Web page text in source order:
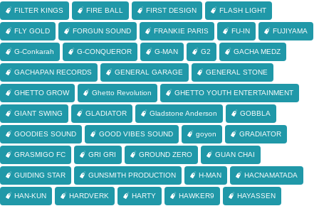
FILTER KINGS FIRE BALL FIRST DESIGN FLASH LIGHT
FLY GOLD FORGUN SOUND FRANKIE PARIS FU-IN FUJIYAMA
G-Conkarah G-CONQUEROR G-MAN G2 GACHA MEDZ
GACHAPAN RECORDS GENERAL GARAGE GENERAL STONE
GHETTO GROW Ghetto Revolution GHETTO YOUTH ENTERTAINMENT
GIANT SWING GLADIATOR Gladstone Anderson GOBBLA
GOODIES SOUND GOOD VIBES SOUND goyon GRADIATOR
GRASMIGO FC GRI GRI GROUND ZERO GUAN CHAI
GUIDING STAR GUNSMITH PRODUCTION H-MAN HACNAMATADA
HAN-KUN HARDVERK HARTY HAWKER9 HAYASSEN